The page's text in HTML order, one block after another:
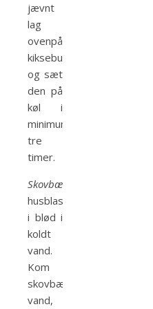
jævnt
lag
ovenpå
kiksebunden
og sæt
den på
køl i
minimum
tre
timer.
Skovbærgele:
husblas
i blød i
koldt
vand.
Kom
skovbær,
vand,